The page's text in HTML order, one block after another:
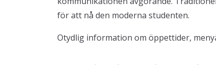
för att nå den moderna studenten.
Otydlig information om öppettider,